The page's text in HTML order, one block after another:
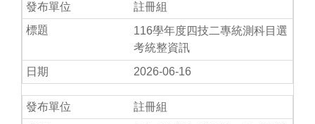
註冊組
116學年度四技二專統測科目選
考統整資訊
2026-06-16
註冊組